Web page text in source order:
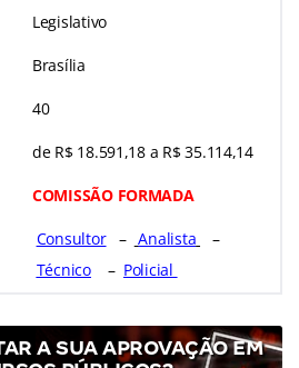
Legislativo
Brasília
40
de R$ 18.591,18 a R$ 35.114,14
COMISSÃO FORMADA
Consultor – Analista
–
Técnico
– Policial
A SUA APROVAÇÃO EM